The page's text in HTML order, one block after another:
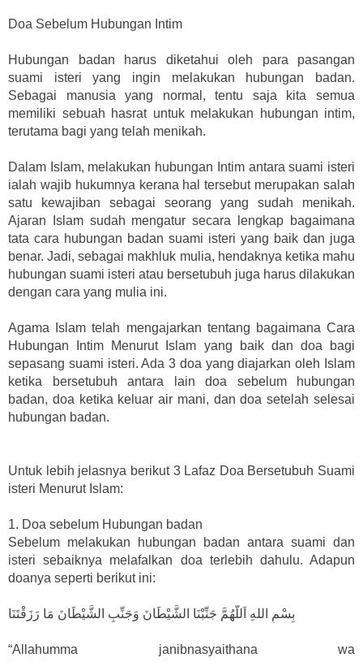
Doa Sebelum Hubungan Intim
Hubungan badan harus diketahui oleh para pasangan
suami isteri yang ingin melakukan hubungan badan.
Sebagai manusia yang normal, tentu saja kita semua
memiliki sebuah hasrat untuk melakukan hubungan intim,
terutama bagi yang telah menikah.
Dalam Islam, melakukan hubungan Intim antara suami isteri
ialah wajib hukumnya kerana hal tersebut merupakan salah
satu kewajiban sebagai seorang yang sudah menikah.
Ajaran Islam sudah mengatur secara lengkap bagaimana
tata cara hubungan badan suami isteri yang baik dan juga
benar. Jadi, sebagai makhluk mulia, hendaknya ketika mahu
hubungan suami isteri atau bersetubuh juga harus dilakukan
dengan cara yang mulia ini.
Agama Islam telah mengajarkan tentang bagaimana Cara
Hubungan Intim Menurut Islam yang baik dan doa bagi
sepasang suami isteri. Ada 3 doa yang diajarkan oleh Islam
ketika bersetubuh antara lain doa sebelum hubungan
badan, doa ketika keluar air mani, dan doa setelah selesai
hubungan badan.
Untuk lebih jelasnya berikut 3 Lafaz Doa Bersetubuh Suami
isteri Menurut Islam:
1. Doa sebelum Hubungan badan
Sebelum melakukan hubungan badan antara suami dan
isteri sebaiknya melafalkan doa terlebih dahulu. Adapun
doanya seperti berikut ini:
بِسْمِ اللهِ اَللّهُمَّ جَنِّبْنَا الشَّيْطَانَ وَجَنِّبِ الشَّيْطَانَ مَا رَزَقْتَنَا
“Allahumma janibnasyaithana wa